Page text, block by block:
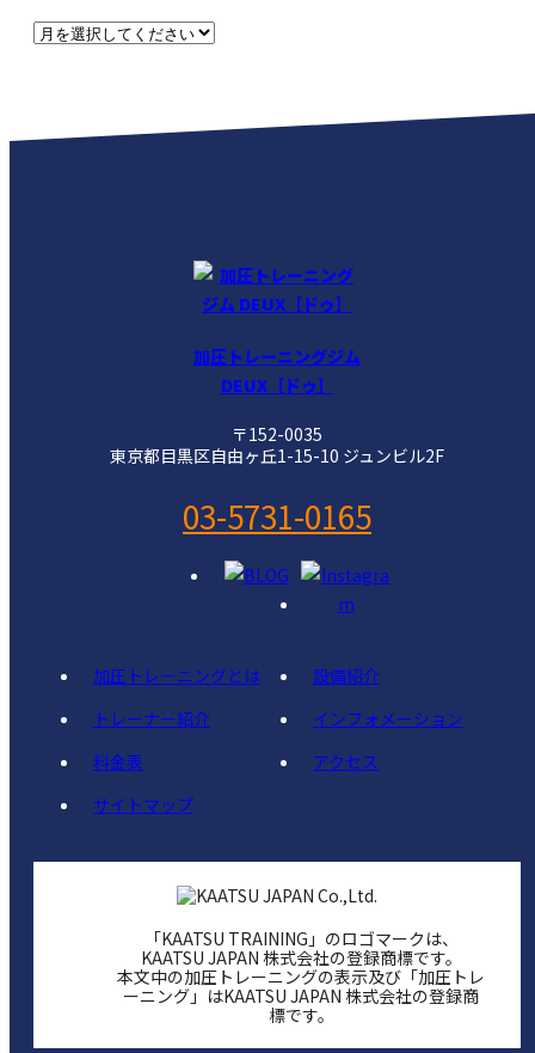
加圧トレーニングジム
DEUX［ドゥ］
〒152-0035
東京都目黒区自由ヶ丘1-15-10 ジュンビル2F
03-5731-0165
加圧トレーニングとは
設備紹介
トレーナー紹介
インフォメーション
料金表
アクセス
サイトマップ
「KAATSU TRAINING」のロゴマークは、
KAATSU JAPAN 株式会社の登録商標です。
本文中の加圧トレーニングの表示及び「加圧トレ
ーニング」はKAATSU JAPAN 株式会社の登録商
標です。